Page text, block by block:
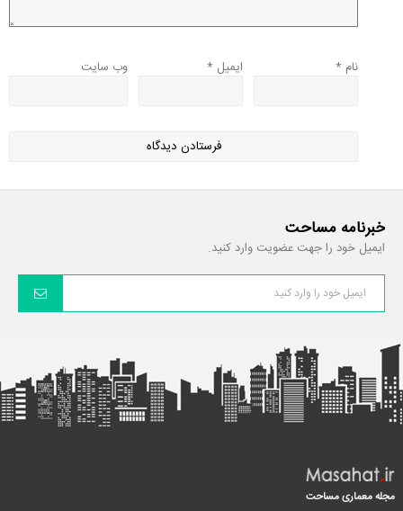
نام * ایمیل * وب‌ سایت
خبرنامه مساحت
ایمیل خود را جهت عضویت وارد کنید.
مجله معماری مساحت